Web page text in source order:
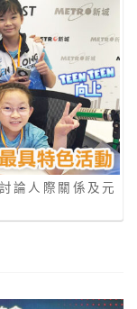
論人際關係及元